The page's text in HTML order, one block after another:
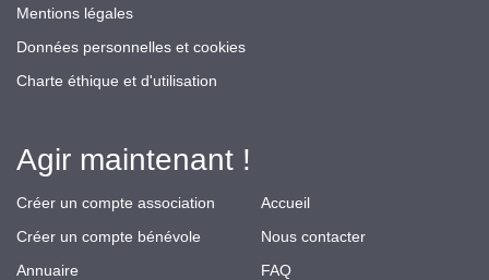
Mentions légales
Données personnelles et cookies
Charte éthique et d'utilisation
Agir maintenant !
Créer un compte association
Créer un compte bénévole
Annuaire
Accueil
Nous contacter
FAQ